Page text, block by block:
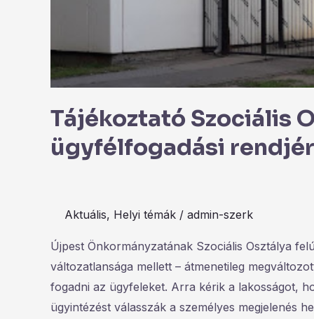
Tájékoztató Szociális
ügyfélfogadási
Aktuális, Helyi témák / admin-szerk
Újpest Önkormányzatának Szociális Osztálya
változatlansága mellett – átmenetileg
fogadni az ügyfeleket. Arra kérik a lakosságot,
ügyintézést válasszák a személyes megjelenés